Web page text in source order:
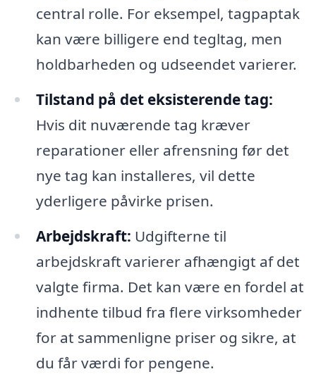
central rolle. For eksempel, tagpaptak
kan være billigere end tegltag, men
holdbarheden og udseendet varierer.
Tilstand på det eksisterende tag:
Hvis dit nuværende tag kræver
reparationer eller afrensning før det
nye tag kan installeres, vil dette
yderligere påvirke prisen.
Arbejdskraft: Udgifterne til
arbejdskraft varierer afhængigt af det
valgte firma. Det kan være en fordel at
indhente tilbud fra flere virksomheder
for at sammenligne priser og sikre, at
du får værdi for pengene.